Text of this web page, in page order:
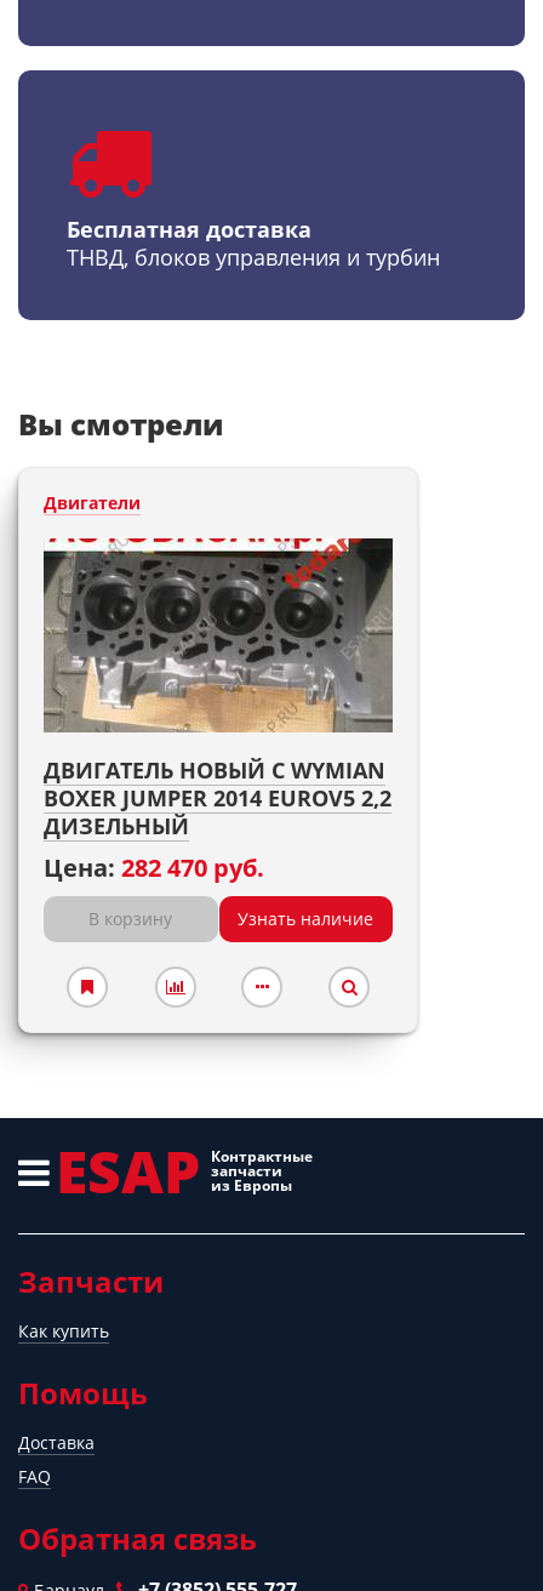
Бесплатная доставка
ТНВД, блоков управления и турбин
Вы смотрели
Двигатели
ДВИГАТЕЛЬ НОВЫЙ С WYMIAN
BOXER JUMPER 2014 EUROV5 2,2
ДИЗЕЛЬНЫЙ
Цена: 282 470 руб.
В корзину Узнать наличие
ESAP Контрактные
запчасти
из Европы
Запчасти
Как купить
Помощь
Доставка
FAQ
Обратная связь